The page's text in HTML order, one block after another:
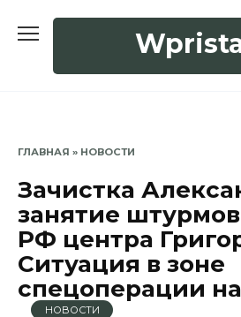
ГЛАВНАЯ » НОВОСТИ
Зачистка
занятие
РФ центра
Ситуация в зоне
спецоперации
НОВОСТИ